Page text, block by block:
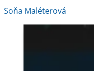
Soňa Maléterová